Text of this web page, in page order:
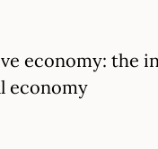
economy: the
economy